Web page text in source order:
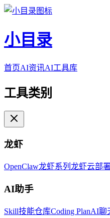
小目录
首页AI资讯AI工具库
工具类别
龙虾
OpenClaw龙虾系列 龙虾云部
AI助手
Skill技能仓库Coding PlanAI聊